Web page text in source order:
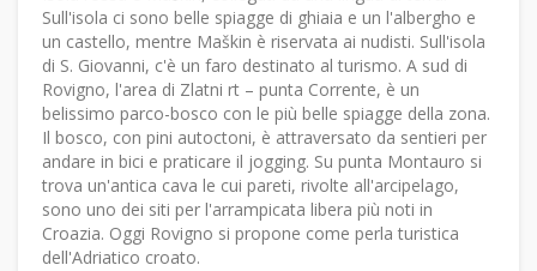
Sull'isola ci sono belle spiagge di ghiaia e un l'albergho e
un castello, mentre Maškin è riservata ai nudisti. Sull'isola
di S. Giovanni, c'è un faro destinato al turismo. A sud di
Rovigno, l'area di Zlatni rt – punta Corrente, è un
belissimo parco-bosco con le più belle spiagge della zona.
Il bosco, con pini autoctoni, è attraversato da sentieri per
andare in bici e praticare il jogging. Su punta Montauro si
trova un'antica cava le cui pareti, rivolte all'arcipelago,
sono uno dei siti per l'arrampicata libera più noti in
Croazia. Oggi Rovigno si propone come perla turistica
dell'Adriatico croato.